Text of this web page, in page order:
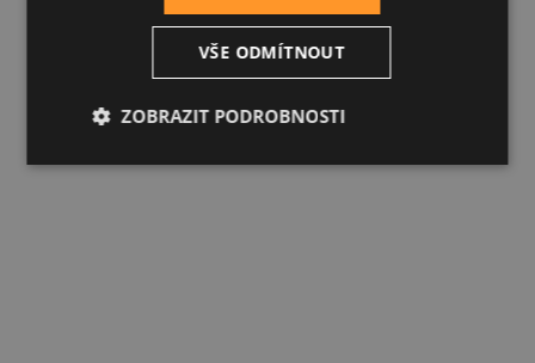
VŠE ODMÍTNOUT
ZOBRAZIT PODROBNOSTI